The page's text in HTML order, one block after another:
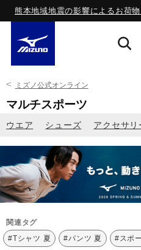
熊本地域地震の影響によるお荷
スニーカー
ライフスタイルウエ
ランニング
ミズノ公式オンライン
マルチスポーツ
ウエア シューズ アクセサリ
関連タグ
#Tシャツ 夏
#パンツ 夏 #スポ